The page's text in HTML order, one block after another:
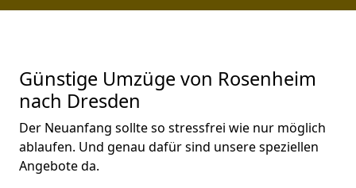
Günstige Umzüge von Rosenheim
nach Dresden
Der Neuanfang sollte so stressfrei wie nur möglich
ablaufen. Und genau dafür sind unsere speziellen
Angebote da.